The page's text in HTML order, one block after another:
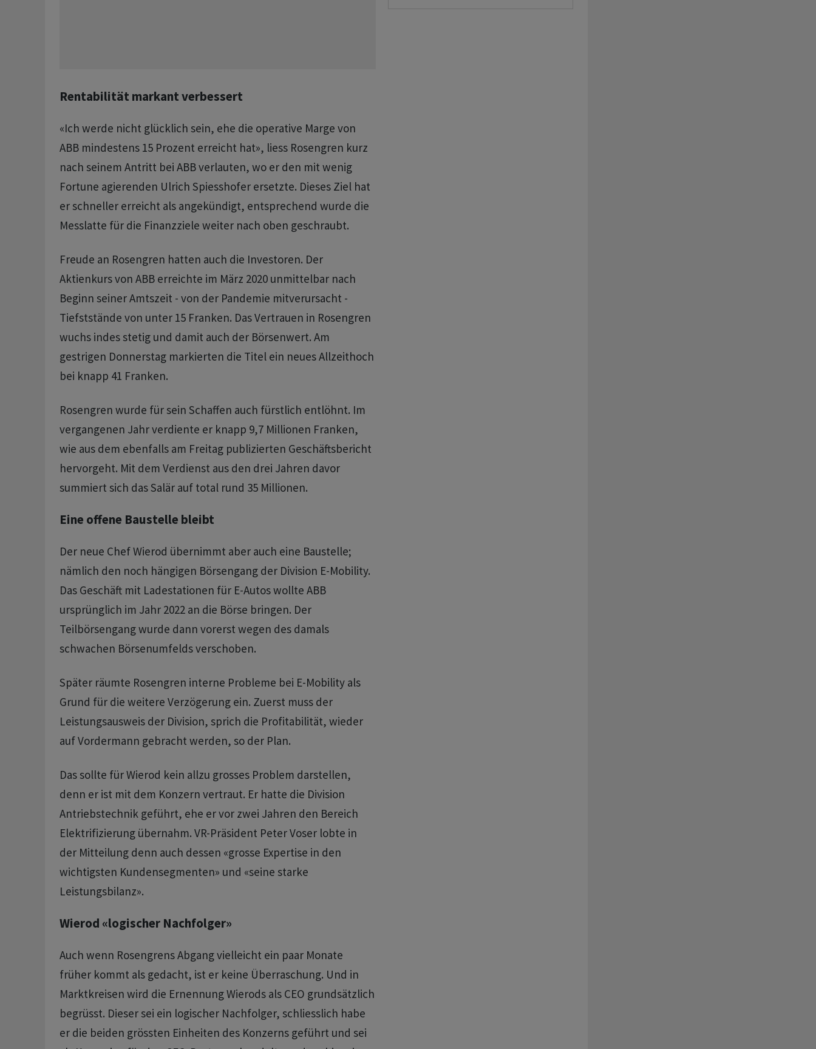
Rentabilität markant verbessert
«Ich werde nicht glücklich sein, ehe die operative Marge von
ABB mindestens 15 Prozent erreicht hat», liess Rosengren kurz
nach seinem Antritt bei ABB verlauten, wo er den mit wenig
Fortune agierenden Ulrich Spiesshofer ersetzte. Dieses Ziel hat
er schneller erreicht als angekündigt, entsprechend wurde die
Messlatte für die Finanzziele weiter nach oben geschraubt.
Freude an Rosengren hatten auch die Investoren. Der
Aktienkurs von ABB erreichte im März 2020 unmittelbar nach
Beginn seiner Amtszeit - von der Pandemie mitverursacht -
Tiefststände von unter 15 Franken. Das Vertrauen in Rosengren
wuchs indes stetig und damit auch der Börsenwert. Am
gestrigen Donnerstag markierten die Titel ein neues Allzeithoch
bei knapp 41 Franken.
Rosengren wurde für sein Schaffen auch fürstlich entlöhnt. Im
vergangenen Jahr verdiente er knapp 9,7 Millionen Franken,
wie aus dem ebenfalls am Freitag publizierten Geschäftsbericht
hervorgeht. Mit dem Verdienst aus den drei Jahren davor
summiert sich das Salär auf total rund 35 Millionen.
Eine offene Baustelle bleibt
Der neue Chef Wierod übernimmt aber auch eine Baustelle;
nämlich den noch hängigen Börsengang der Division E-Mobility.
Das Geschäft mit Ladestationen für E-Autos wollte ABB
ursprünglich im Jahr 2022 an die Börse bringen. Der
Teilbörsengang wurde dann vorerst wegen des damals
schwachen Börsenumfelds verschoben.
Später räumte Rosengren interne Probleme bei E-Mobility als
Grund für die weitere Verzögerung ein. Zuerst muss der
Leistungsausweis der Division, sprich die Profitabilität, wieder
auf Vordermann gebracht werden, so der Plan.
Das sollte für Wierod kein allzu grosses Problem darstellen,
denn er ist mit dem Konzern vertraut. Er hatte die Division
Antriebstechnik geführt, ehe er vor zwei Jahren den Bereich
Elektrifizierung übernahm. VR-Präsident Peter Voser lobte in
der Mitteilung denn auch dessen «grosse Expertise in den
wichtigsten Kundensegmenten» und «seine starke
Leistungsbilanz».
Wierod «logischer Nachfolger»
Auch wenn Rosengrens Abgang vielleicht ein paar Monate
früher kommt als gedacht, ist er keine Überraschung. Und in
Marktkreisen wird die Ernennung Wierods als CEO grundsätzlich
begrüsst. Dieser sei ein logischer Nachfolger, schliesslich habe
er die beiden grössten Einheiten des Konzerns geführt und sei